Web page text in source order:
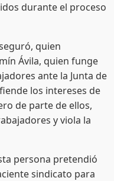
durante el proceso
quien
Ávila, quien funge
ante la Junta de
los intereses de
de parte de ellos,
y viola la
pretendió
sindicato para